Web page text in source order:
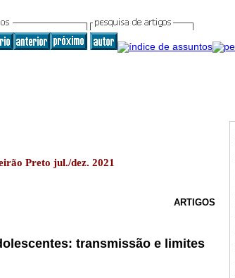
Preto jul./dez. 2021
ARTIGOS
transmissão e limites